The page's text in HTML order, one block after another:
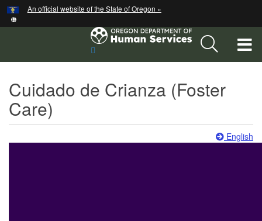
Skip
to
content
An official website of the State of Oregon »
de
Cuidado de Crianza (Foster
Care)
English
Hidden Submit